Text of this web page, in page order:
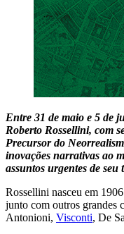
Entre 31 de maio e 5 de
Roberto Rossellini, com
Precursor do
inovações narrativas ao
assuntos urgentes de seu
Rossellini nasceu em
junto com outros grandes
Antonioni, Visconti, De